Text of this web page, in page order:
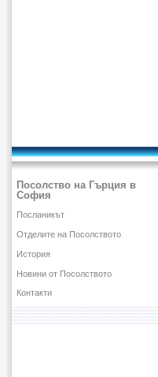
Посолство на Гърция в
София
Посланикът
Отделите на Посолството
История
Новини от Посолството
Контакти